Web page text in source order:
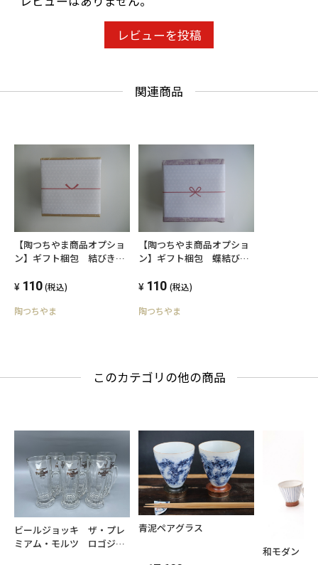
レビューを投稿
関連商品
【陶つちやま商品オプショ
ン】ギフト梱包 結びきり
110 (税込)
陶つちやま
【陶つちやま商品オプショ
ン】ギフト梱包 蝶結び熨
110 (税込)
陶つちやま
このカテゴリの他の商品
ビールジョッキ ザ・プレ
ミアム・モルツ ロゴジョ
青泥ペアグラス
和モダン